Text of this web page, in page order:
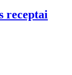
receptai